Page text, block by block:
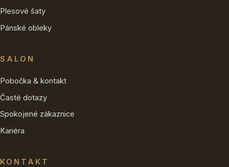
Plesové šaty
Pánské obleky
SALON
Pobočka & kontakt
Časté dotazy
Spokojené zákaznice
Kariéra
KONTAKT